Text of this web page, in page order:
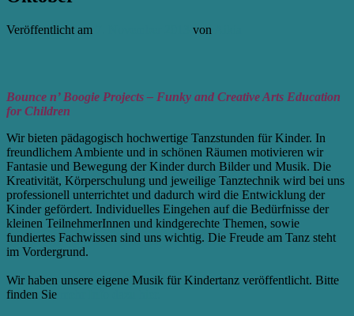
Veröffentlicht am von
Bounce n’ Boogie Projects – Funky and Creative Arts Education
for Children
Wir bieten pädagogisch hochwertige Tanzstunden für Kinder. In
freundlichem Ambiente und in schönen Räumen motivieren wir
Fantasie und Bewegung der Kinder durch Bilder und Musik. Die
Kreativität, Körperschulung und jeweilige Tanztechnik wird bei uns
professionell unterrichtet und dadurch wird die Entwicklung der
Kinder gefördert. Individuelles Eingehen auf die Bedürfnisse der
kleinen TeilnehmerInnen und kindgerechte Themen, sowie
fundiertes Fachwissen sind uns wichtig. Die Freude am Tanz steht
im Vordergrund.
Wir haben unsere eigene Musik für Kindertanz veröffentlicht. Bitte
finden Sie